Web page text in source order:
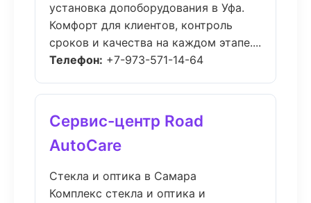
установка допоборудования в Уфа.
Комфорт для клиентов, контроль
сроков и качества на каждом этапе....
Телефон: +7-973-571-14-64
Сервис-центр Road
AutoCare
Стекла и оптика в Самара
Комплекс стекла и оптика и